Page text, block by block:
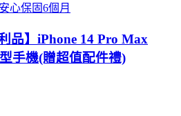
心保固6個月
品】iPhone 14 Pro Max
手機(贈超值配件禮)